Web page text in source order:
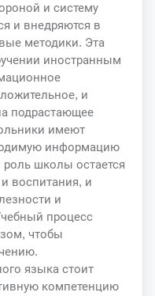
и систему
и внедряются в
методики. Эта
иностранным
и
подрастающее
имеют
информацию
школы остается
воспитания, и
и
процесс
чтобы
языка стоит
компетенцию